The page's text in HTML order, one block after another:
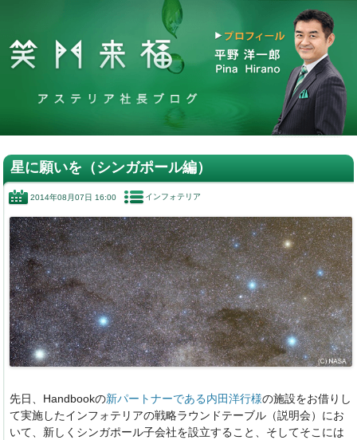
星に願いを（シンガポール編）
2014年08月07日 16:00 インフォテリア
先日、Handbookの新パートナーである内田洋行様の施設をお借りし
て実施したインフォテリアの戦略ラウンドテーブル（説明会）にお
いて、新しくシンガポール子会社を設立すること、そしてそこには